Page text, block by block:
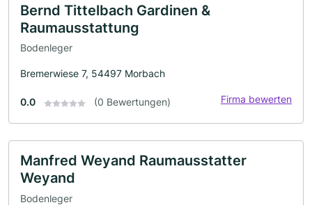
Bernd Tittelbach Gardinen &
Raumausstattung
Bodenleger
Bremerwiese 7, 54497 Morbach
0.0 (0 Bewertungen) Firma bewerten
Manfred Weyand Raumausstatter
Weyand
Bodenleger